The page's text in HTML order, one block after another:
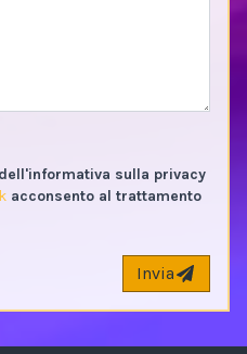
sulla privacy
acconsento al trattamento
Invia